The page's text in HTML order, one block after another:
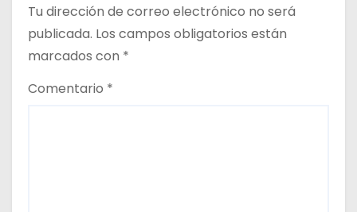
t
r
a
Tu dirección de correo electrónico no será
publicada. Los campos obligatorios están
marcados con *
Comentario *